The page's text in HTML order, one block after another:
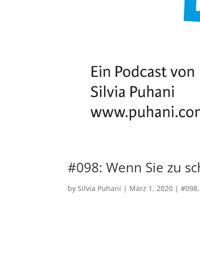
#098: Wenn Sie zu
bySilvia Puhani | März 1, 2020 |#098